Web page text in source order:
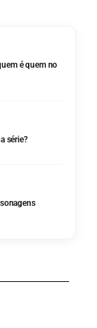
é quem no
série?